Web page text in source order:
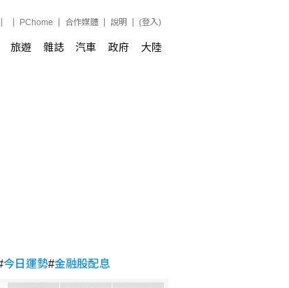
PChome 合作媒體 說明 (登入)
旅遊 雜誌 汽車 政府 大陸
今日運勢#金融股配息